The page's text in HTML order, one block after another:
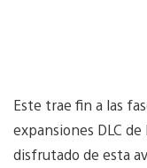
Este trae fin a las
expansiones DLC
disfrutado de esta